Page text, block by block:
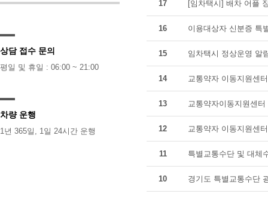
상담 접수 문의
평일 및 휴일 : 06:00 ~ 21:00
차량 운행
1년 365일, 1일 24시간 운행
17 [임차택시] 배차 어플
16 이용대상자 신분증 특
15 임차택시 정상운영 알
14 교통약자 이동지원센
13 교통약자이동지원센
12 교통약자 이동지원센
11 특별교통수단 및 대체
10 경기도 특별교통수단